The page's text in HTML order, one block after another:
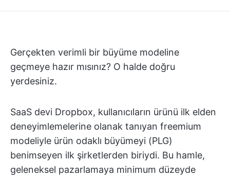
Gerçekten verimli bir büyüme modeline
geçmeye hazır mısınız? O halde doğru
yerdesiniz.
SaaS devi Dropbox, kullanıcıların ürünü ilk elden
deneyimlemelerine olanak tanıyan freemium
modeliyle ürün odaklı büyümeyi (PLG)
benimseyen ilk şirketlerden biriydi. Bu hamle,
geleneksel pazarlamaya minimum düzeyde